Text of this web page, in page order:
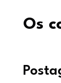
Os